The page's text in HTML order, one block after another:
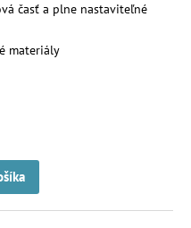
časť a plne nastaviteľné
materiály